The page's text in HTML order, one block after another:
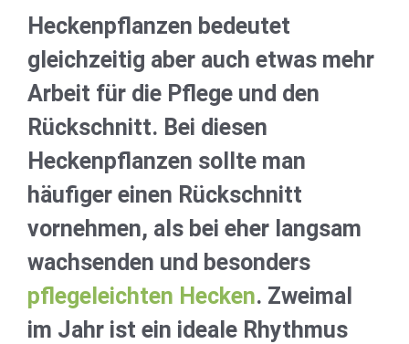
Heckenpflanzen bedeutet
gleichzeitig aber auch etwas mehr
Arbeit für die Pflege und den
Rückschnitt. Bei diesen
Heckenpflanzen sollte man
häufiger einen Rückschnitt
vornehmen, als bei eher langsam
wachsenden und besonders
pflegeleichten Hecken. Zweimal
im Jahr ist ein ideale Rhythmus